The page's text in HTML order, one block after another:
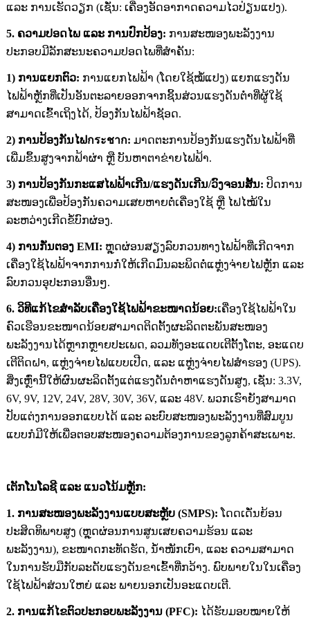
ແລະ ການເຮັດວຽກ (ເຊັ່ນ: ເຄື່ອງອັດອາກາດຄວາມໄວປ່ຽນແປງ).
5. ຄວາມປອດໄພ ແລະ ການປົກປ້ອງ: ການສະໜອງພະລັງງານ
ປະກອບມີລັກສະນະຄວາມປອດໄພທີ່ສຳຄັນ:
1) ການແຍກຕົວ: ການແຍກໄຟຟ້າ (ໂດຍໃຊ້ໝໍ້ແປງ) ແຍກແຮງດັນ
ໄຟຟ້າຫຼັກທີ່ເປັນອັນຕະລາຍອອກຈາກຊິ້ນສ່ວນແຮງດັນຕ່ຳທີ່ຜູ້ໃຊ້
ສາມາດເຂົ້າເຖິງໄດ້, ປ້ອງກັນໄຟຟ້າຊັອດ.
2) ການປ້ອງກັນໄຟกระชาก: ມາດຕະການປ້ອງກັນແຮງດັນໄຟຟ້າທີ່
ເພີ່ມຂຶ້ນສູງຈາກຟ້າຜ່າ ຫຼື ບັນຫາຕາຂ່າຍໄຟຟ້າ.
3) ການປ້ອງກັນກະແສໄຟຟ້າເກີນ/ແຮງດັນເກີນ/ວົງຈອນສັ້ນ: ປິດການ
ສະໜອງເພື່ອປ້ອງກັນຄວາມເສຍຫາຍຕໍ່ເຄື່ອງໃຊ້ ຫຼື ໄຟໄໝ້ໃນ
ລະຫວ່າງເກີດຂໍ້ບົກຜ່ອງ.
4) ການກັ່ນຕອງ EMI: ຫຼຸດຜ່ອນສຽງລົບກວນທາງໄຟຟ້າທີ່ເກີດຈາກ
ເຄື່ອງໃຊ້ໄຟຟ້າຈາກການກໍ່ໃຫ້ເກີດມົນລະພິດຕໍ່ແຫຼ່ງຈ່າຍໄຟຫຼັກ ແລະ
ລົບກວນອຸປະກອນອື່ນໆ.
6. ວິທີແກ້ໄຂສຳລັບເຄື່ອງໃຊ້ໄຟຟ້າຂະໜາດນ້ອຍ:ເຄື່ອງໃຊ້ໄຟຟ້າໃນ
ຄົວເຮືອນຂະໜາດນ້ອຍສາມາດຕິດຕັ້ງຜະລິດຕະພັນສະໜອງ
ພະລັງງານໄດ້ຫຼາກຫຼາຍປະເພດ, ລວມທັງອະແດບເຕີຕັ້ງໂຕະ, ອະແດບ
ເຕີຕິດຝາ, ແຫຼ່ງຈ່າຍໄຟແບບເປີດ, ແລະ ແຫຼ່ງຈ່າຍໄຟສຳຮອງ (UPS).
ສິ່ງເຫຼົ່ານີ້ໃຫ້ຜົນຜະລິດຕັ້ງແຕ່ແຮງດັນຕໍ່າຫາແຮງດັນສູງ, ເຊັ່ນ: 3.3V,
6V, 9V, 12V, 24V, 28V, 30V, 36V, ແລະ 48V. ພວກເຮົາຍັງສາມາດ
ປັບແຕ່ງການອອກແບບໄດ້ ແລະ ລະບົບສະໜອງພະລັງງານທີ່ສົມບູນ
ແບບກໍມີໃຫ້ເພື່ອຕອບສະໜອງຄວາມຕ້ອງການຂອງລູກຄ້າສະເພາະ.
ເຕັກໂນໂລຊີ ແລະ ແນວໂນ້ມຫຼັກ:
1. ການສະໜອງພະລັງງານແບບສະຫຼັບ (SMPS): ໂດດເດັ່ນຍ້ອນ
ປະສິດທິພາບສູງ (ຫຼຸດຜ່ອນການສູນເສຍຄວາມຮ້ອນ ແລະ
ພະລັງງານ), ຂະໜາດກະທັດຮັດ, ນ້ຳໜັກເບົາ, ແລະ ຄວາມສາມາດ
ໃນການຮັບມືກັບລະດັບແຮງດັນຂາເຂົ້າທີ່ກວ້າງ. ພົບພາຍໃນໃນເຄື່ອງ
ໃຊ້ໄຟຟ້າສ່ວນໃຫຍ່ ແລະ ພາຍນອກເປັນອະແດບເຕີ.
2. ການແກ້ໄຂຕົວປະກອບພະລັງງານ (PFC): ໄດ້ຮັບມອບໝາຍໃຫ້